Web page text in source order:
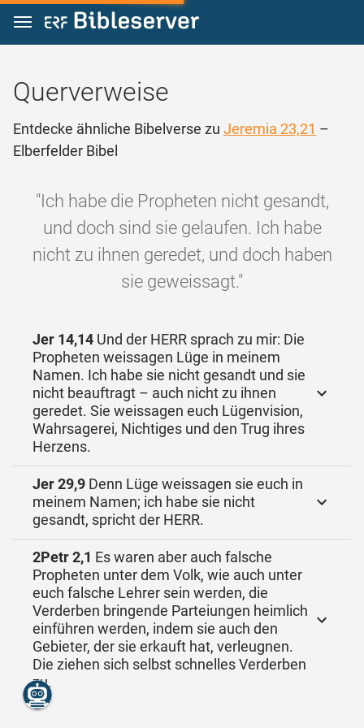
Zum Inhalt springen
Querverweise
Entdecke ähnliche Bibelverse zu Jeremia 23,21 –
Elberfelder Bibel
"Ich habe die Propheten nicht gesandt,
und doch sind sie gelaufen. Ich habe
nicht zu ihnen geredet, und doch haben
sie geweissagt."
Jer 14,14 Und der HERR sprach zu mir: Die
Propheten weissagen Lüge in meinem
Namen. Ich habe sie nicht gesandt und sie
nicht beauftragt – auch nicht zu ihnen
geredet. Sie weissagen euch Lügenvision,
Wahrsagerei, Nichtiges und den Trug ihres
Herzens.
Jer 29,9 Denn Lüge weissagen sie euch in
meinem Namen; ich habe sie nicht
gesandt, spricht der HERR.
2Petr 2,1 Es waren aber auch falsche
Propheten unter dem Volk, wie auch unter
euch falsche Lehrer sein werden, die
Verderben bringende Parteiungen heimlich
einführen werden, indem sie auch den
Gebieter, der sie erkauft hat, verleugnen.
Die ziehen sich selbst schnelles Verderben
zu.